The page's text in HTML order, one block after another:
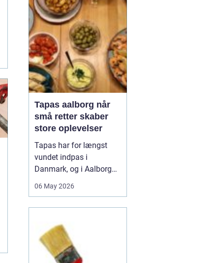
skammen og tvivlen, før
de søger hjælp. Her kan
professionel
misbrugsbehandling g...
Tapas aalborg når
små retter skaber
store oplevelser
Tapas har for længst
vundet indpas i
Danmark, og i Aalborg
deres helt eget liv. Her
deletradition, og
resultatet er en afslappet
spiseform, hvor smag,
06 May 2026